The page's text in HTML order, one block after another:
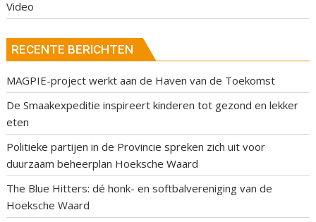
Video
RECENTE BERICHTEN
MAGPIE-project werkt aan de Haven van de Toekomst
De Smaakexpeditie inspireert kinderen tot gezond en lekker
eten
Politieke partijen in de Provincie spreken zich uit voor
duurzaam beheerplan Hoeksche Waard
The Blue Hitters: dé honk- en softbalvereniging van de
Hoeksche Waard